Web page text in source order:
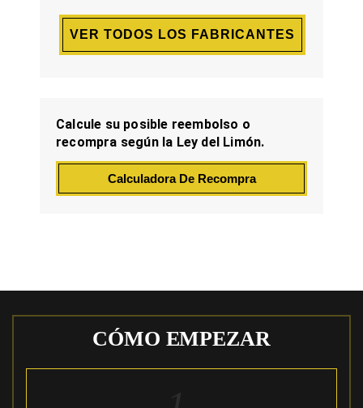
VER TODOS LOS FABRICANTES
Calcule su posible reembolso o
recompra según la Ley del Limón.
Calculadora De Recompra
CÓMO EMPEZAR